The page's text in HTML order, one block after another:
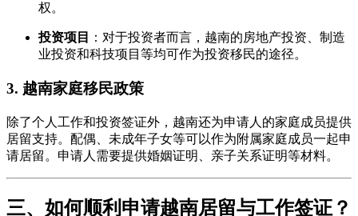
权。
投资项目
：对于投资者而言，越南的房地产投资、制造
业投资和科技项目等均可作为投资移民的途径。
3. 越南家庭移民政策
除了个人工作和投资签证外，越南还为申请人的家庭成员提供
居留支持。配偶、未成年子女等可以作为附属家庭成员一起申
请居留。申请人需要提供婚姻证明、亲子关系证明等材料。
三、如何顺利申请越南居留与工作签证？